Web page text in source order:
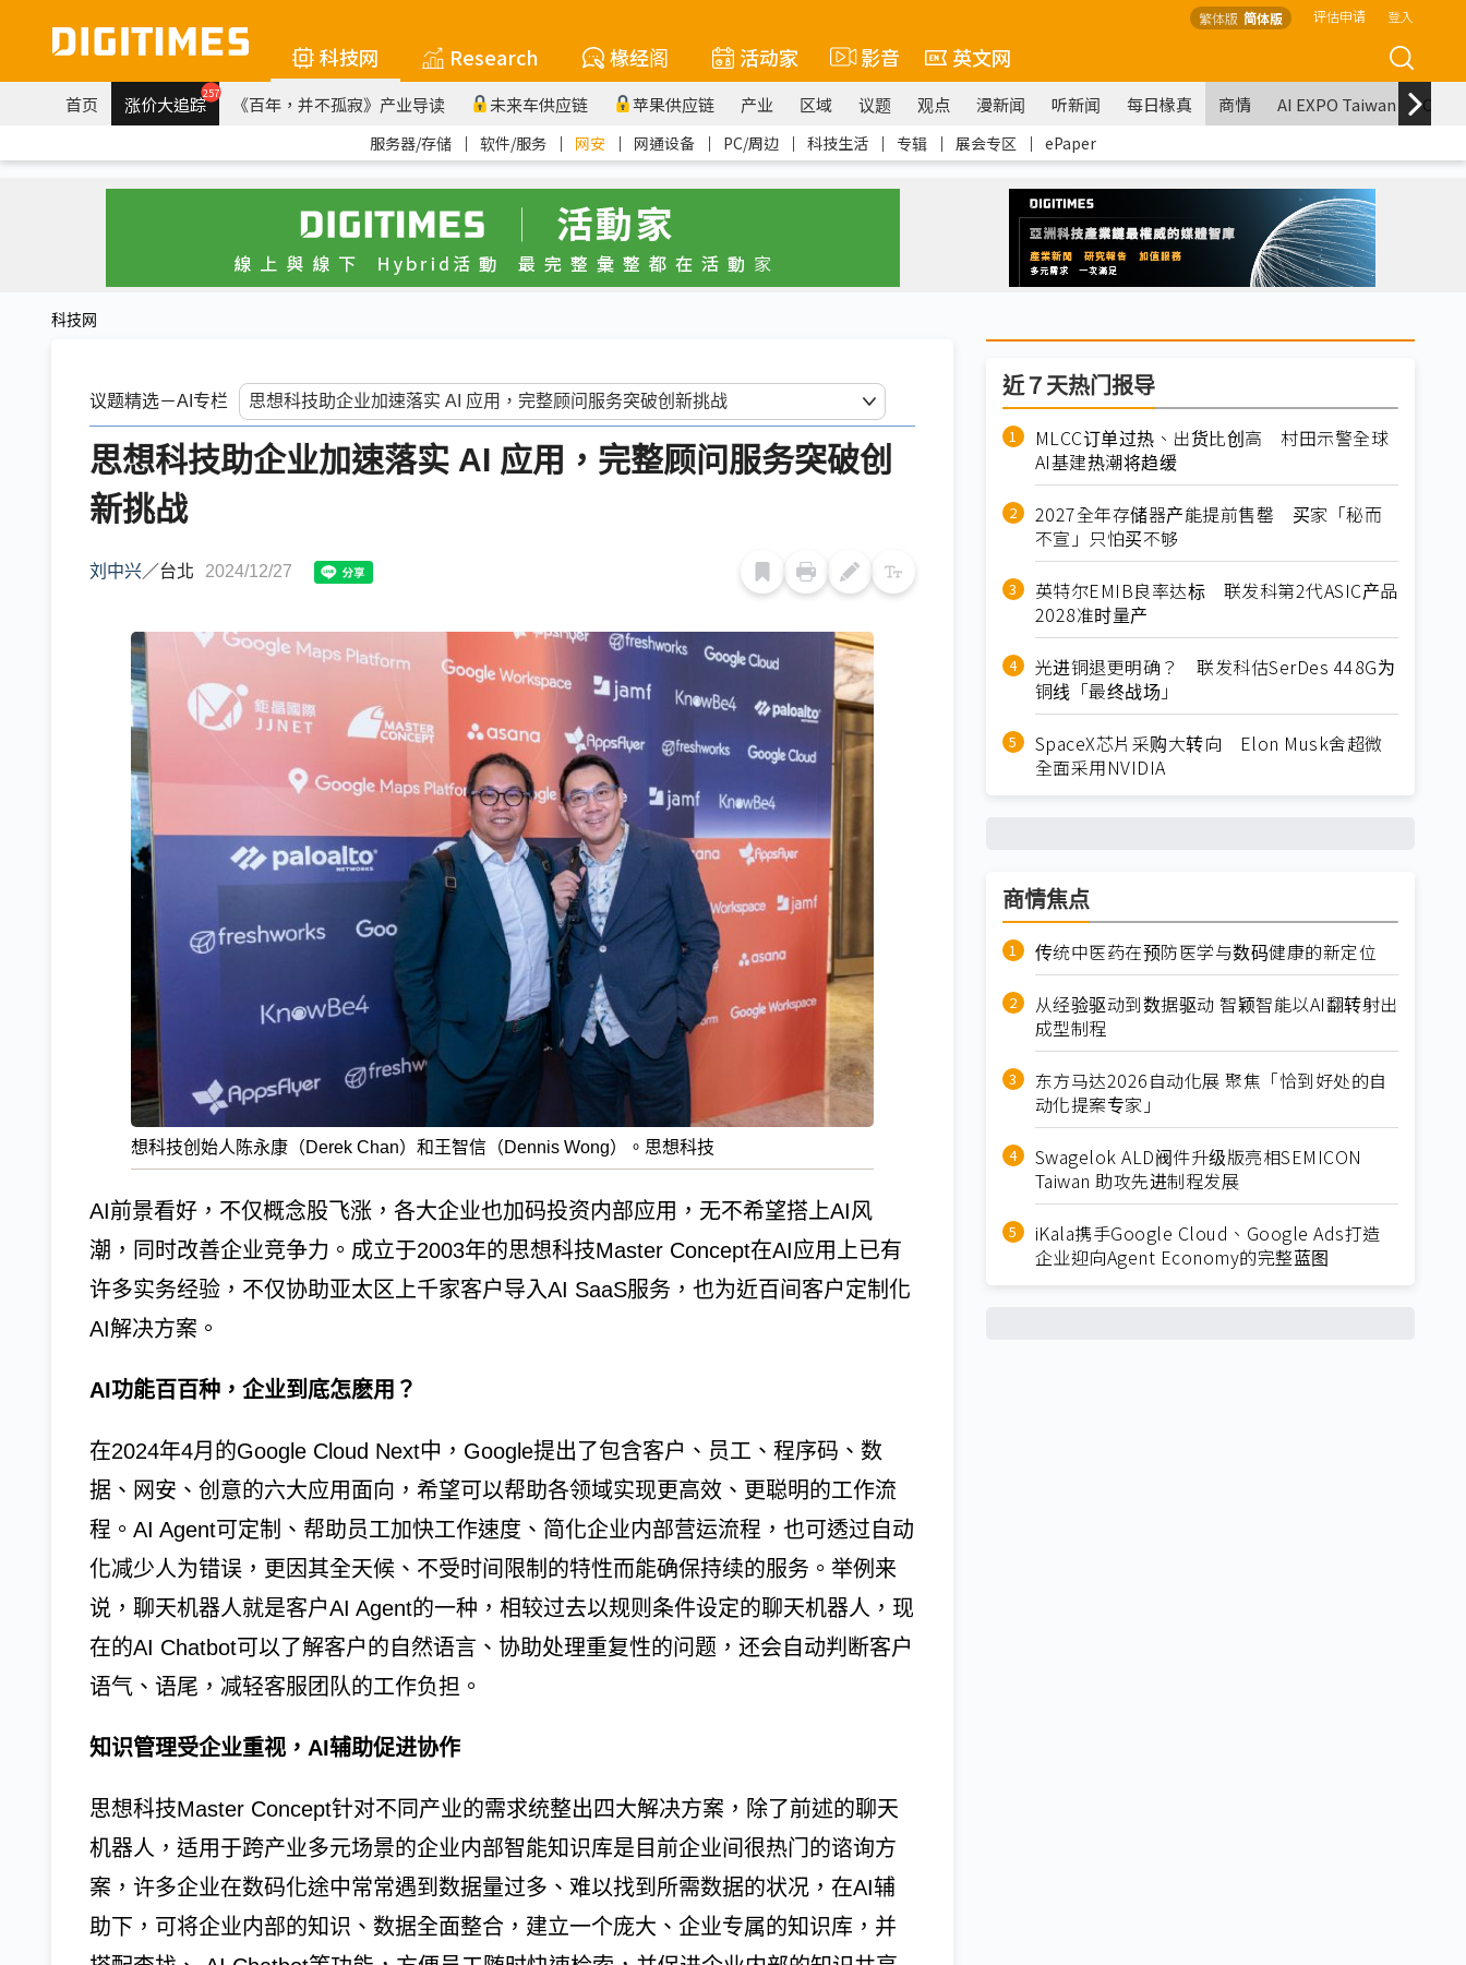
繁体版 简体版 评估申请 登入
科技网 Research 椽经阁 活动家 影音 英文网
首页 涨价大追踪257 《百年，并不孤寂》产业导读 未来车供应链 苹果供应链 产业 区域 议题 观点 漫新闻 听新闻 每日椽真 商情 AI EXPO Taiwan
服务器/存储 ｜ 软件/服务 ｜ 网安 ｜ 网通设备 ｜ PC/周边 ｜ 科技生活 ｜ 专辑 ｜ 展会专区 ｜ ePaper
科技网
议题精选－AI专栏
思想科技助企业加速落实 AI 应用，完整顾问服务突破创
新挑战
刘中兴／台北 2024/12/27
想科技创始人陈永康（Derek Chan）和王智信（Dennis Wong）。思想科技
AI前景看好，不仅概念股飞涨，各大企业也加码投资内部应用，无不希望搭上AI风
潮，同时改善企业竞争力。成立于2003年的思想科技Master Concept在AI应用上已有
许多实务经验，不仅协助亚太区上千家客户导入AI SaaS服务，也为近百间客户定制化
AI解决方案。
AI功能百百种，企业到底怎麽用？
在2024年4月的Google Cloud Next中，Google提出了包含客户、员工、程序码、数
据、网安、创意的六大应用面向，希望可以帮助各领域实现更高效、更聪明的工作流
程。AI Agent可定制、帮助员工加快工作速度、简化企业内部营运流程，也可透过自动
化减少人为错误，更因其全天候、不受时间限制的特性而能确保持续的服务。举例来
说，聊天机器人就是客户AI Agent的一种，相较过去以规则条件设定的聊天机器人，现
在的AI Chatbot可以了解客户的自然语言、协助处理重复性的问题，还会自动判断客户
语气、语尾，减轻客服团队的工作负担。
知识管理受企业重视，AI辅助促进协作
思想科技Master Concept针对不同产业的需求统整出四大解决方案，除了前述的聊天
机器人，适用于跨产业多元场景的企业内部智能知识库是目前企业间很热门的谘询方
案，许多企业在数码化途中常常遇到数据量过多、难以找到所需数据的状况，在AI辅
助下，可将企业内部的知识、数据全面整合，建立一个庞大、企业专属的知识库，并
近７天热门报导
MLCC订单过热、出货比创高 村田示警全球
AI基建热潮将趋缓
2027全年存储器产能提前售罄 买家「秘而
不宣」只怕买不够
英特尔EMIB良率达标 联发科第2代ASIC产品
2028准时量产
光进铜退更明确？ 联发科估SerDes 448G为
铜线「最终战场」
SpaceX芯片采购大转向 Elon Musk舍超微
全面采用NVIDIA
商情焦点
传统中医药在预防医学与数码健康的新定位
从经验驱动到数据驱动 智颖智能以AI翻转射出
成型制程
东方马达2026自动化展 聚焦「恰到好处的自
动化提案专家」
Swagelok ALD阀件升级版亮相SEMICON
Taiwan 助攻先进制程发展
iKala携手Google Cloud、Google Ads打造
企业迎向Agent Economy的完整蓝图